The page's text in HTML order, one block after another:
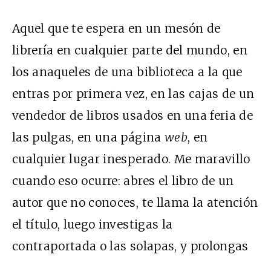
Aquel que te espera en un mesón de
librería en cualquier parte del mundo, en
los anaqueles de una biblioteca a la que
entras por primera vez, en las cajas de un
vendedor de libros usados en una feria de
las pulgas, en una página web, en
cualquier lugar inesperado. Me maravillo
cuando eso ocurre: abres el libro de un
autor que no conoces, te llama la atención
el título, luego investigas la
contraportada o las solapas, y prolongas